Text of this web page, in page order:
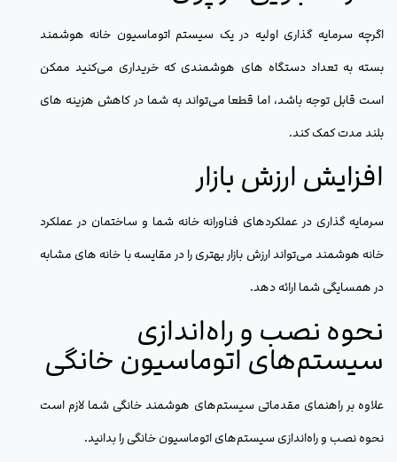
اگرچه سرمایه گذاری اولیه در یک سیستم اتوماسیون خانه هوشمند
بسته به تعداد دستگاه های هوشمندی که خریداری می‌کنید ممکن
است قابل توجه باشد، اما قطعا می‌تواند به شما در کاهش هزینه های
بلند مدت کمک کند.
افزایش ارزش بازار
سرمایه گذاری در عملکردهای فناورانه خانه شما و ساختمان در عملکرد
خانه هوشمند می‌تواند ارزش بازار بهتری را در مقایسه با خانه های مشابه
در همسایگی شما ارائه دهد.
نحوه نصب و راه‌اندازی
سیستم‌های اتوماسیون خانگی
علاوه بر راهنمای مقدماتی سیستم‌های هوشمند خانگی شما لازم است
نحوه نصب و راه‌اندازی سیستم‌های اتوماسیون خانگی را بدانید.